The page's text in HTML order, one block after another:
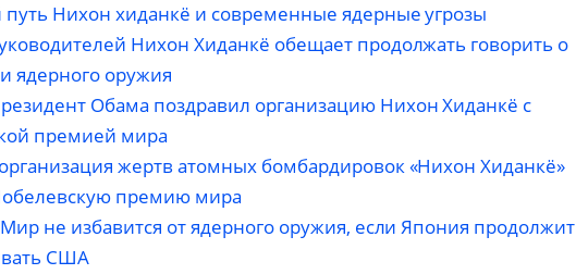
путь Нихон хиданкё и современные ядерные угрозы
Нихон Хиданкё обещает продолжать говорить о
ядерного оружия
Обама поздравил организацию Нихон Хиданкё с
премией мира
жертв атомных бомбардировок «Нихон Хиданкё»
премию мира
не избавится от ядерного оружия, если Япония продолжит
США